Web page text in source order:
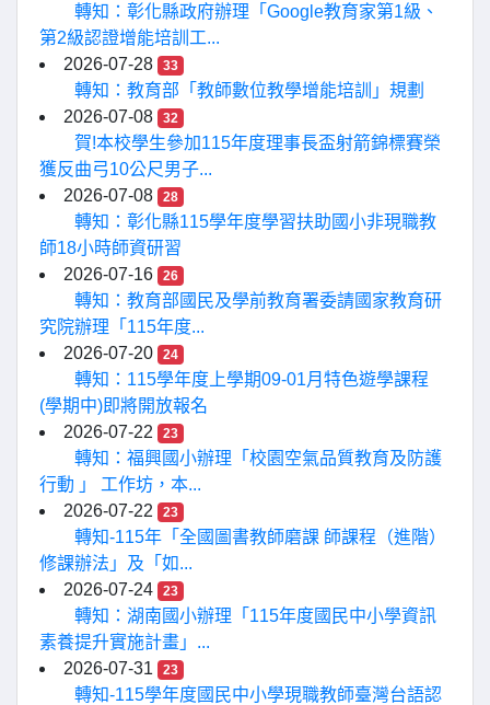
轉知：彰化縣政府辦理「Google教育家第1級、
第2級認證增能培訓工...
2026-07-28
33
轉知：教育部「教師數位教學增能培訓」規劃
2026-07-08
32
賀!本校學生參加115年度理事長盃射箭錦標賽榮
獲反曲弓10公尺男子...
2026-07-08
28
轉知：彰化縣115學年度學習扶助國小非現職教
師18小時師資研習
2026-07-16
26
轉知：教育部國民及學前教育署委請國家教育研
究院辦理「115年度...
2026-07-20
24
轉知：115學年度上學期09-01月特色遊學課程
(學期中)即將開放報名
2026-07-22
23
轉知：福興國小辦理「校園空氣品質教育及防護
行動 」 工作坊，本...
2026-07-22
23
轉知-115年「全國圖書教師磨課 師課程（進階）
修課辦法」及「如...
2026-07-24
23
轉知：湖南國小辦理「115年度國民中小學資訊
素養提升實施計畫」...
2026-07-31
23
轉知-115學年度國民中小學現職教師臺灣台語認